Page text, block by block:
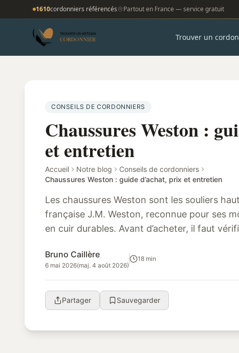
1610cordonniers référencés Partout en France — service gratuit
Trouver un
CONSEILS DE CORDONNIERS
Chaussures Weston :
et entretien
Accueil Notre blog
Conseils de cordonniers
Chaussures Weston : guide d’achat, prix et entretien
Les chaussures Weston sont les souliers
française J.M. Weston, reconnue pour ses
en cuir durables. Avant d’acheter, il faut
Bruno Caillère
6 mai 2026(maj. 4 août 2026)
18 min
Partager Sauvegarder